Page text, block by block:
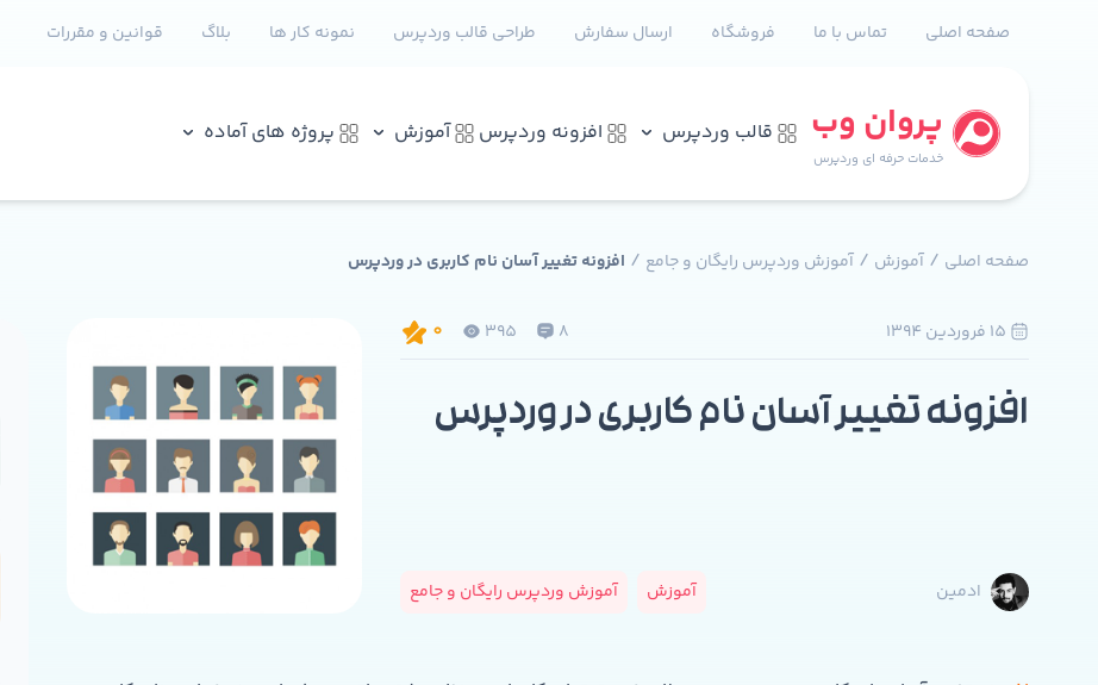
صفحه اصلی تماس با ما فروشگاه ارسال سفارش طراحی قالب وردپرس نمونه کار ها بلاگ قوانین و مقررات
پروان وب
خدمات حرفه ای وردپرس
قالب وردپرس افزونه وردپرس آموزش پروژه های آماده
صفحه اصلی / آموزش / آموزش وردپرس رایگان و جامع / افزونه تغییر آسان نام کاربری در وردپرس
8
395
0
افزونه تغییر آسان نام کاربری در وردپرس
ادمین آموزش آموزش وردپرس رایگان و جامع